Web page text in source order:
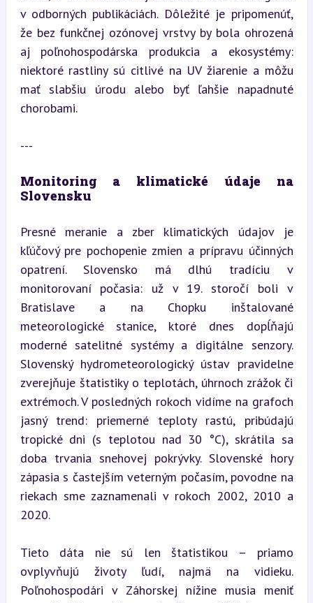
v odborných publikáciách. Dôležité je pripomenúť,
že bez funkčnej ozónovej vrstvy by bola ohrozená
aj poľnohospodárska produkcia a ekosystémy:
niektoré rastliny sú citlivé na UV žiarenie a môžu
mať slabšiu úrodu alebo byť ľahšie napadnuté
chorobami.
---
Monitoring a klimatické údaje na
Slovensku
Presné meranie a zber klimatických údajov je
kľúčový pre pochopenie zmien a prípravu účinných
opatrení. Slovensko má dlhú tradíciu v
monitorovaní počasia: už v 19. storočí boli v
Bratislave a na Chopku inštalované
meteorologické stanice, ktoré dnes dopĺňajú
moderné satelitné systémy a digitálne senzory.
Slovenský hydrometeorologický ústav pravidelne
zverejňuje štatistiky o teplotách, úhrnoch zrážok či
extrémoch. V posledných rokoch vidíme na grafoch
jasný trend: priemerné teploty rastú, pribúdajú
tropické dni (s teplotou nad 30 °C), skrátila sa
doba trvania snehovej pokrývky. Slovenské hory
zápasia s častejším veterným počasím, povodne na
riekach sme zaznamenali v rokoch 2002, 2010 a
2020.
Tieto dáta nie sú len štatistikou – priamo
ovplyvňujú životy ľudí, najmä na vidieku.
Poľnohospodári v Záhorskej nížine musia meniť